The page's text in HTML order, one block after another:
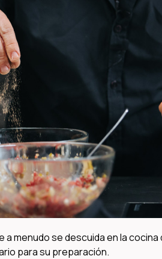
a menudo se descuida en la
para su preparación.